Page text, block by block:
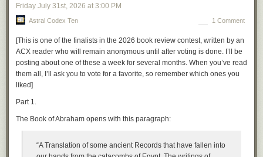
Friday July 31st, 2026 at 3:00 PM
Astral Codex Ten 1 Comment
[This is one of the finalists in the 2026 book review contest, written by an
ACX reader who will remain anonymous until after voting is done. I’ll be
posting about one of these a week for several months. When you’ve read
them all, I’ll ask you to vote for a favorite, so remember which ones you
liked]
Part 1.
The Book of Abraham opens with this paragraph:
“A Translation of some ancient Records that have fallen into